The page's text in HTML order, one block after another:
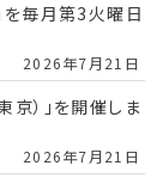
を毎月第3火曜日
2026年7月21日
京）」を開催しま
2026年7月21日